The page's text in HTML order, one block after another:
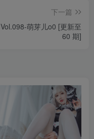
下一篇
Vol.098-萌芽儿o0 [更新至
60 期]